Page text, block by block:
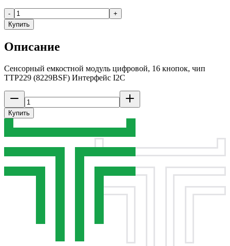
-
+
Купить
Описание
Сенсорный емкостной модуль цифровой, 16 кнопок, чип
TTP229 (8229BSF) Интерфейс I2C
Купить